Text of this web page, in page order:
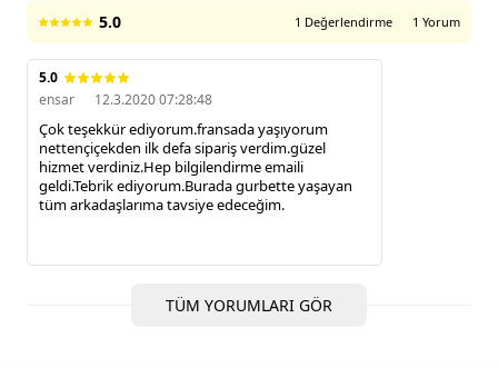
5.0 1 Değerlendirme 1 Yorum
5.0
ensar
12.3.2020 07:28:48
Çok teşekkür ediyorum.fransada yaşıyorum
nettençiçekden ilk defa sipariş verdim.güzel
hizmet verdiniz.Hep bilgilendirme emaili
geldi.Tebrik ediyorum.Burada gurbette yaşayan
tüm arkadaşlarıma tavsiye edeceğim.
TÜM YORUMLARI GÖR